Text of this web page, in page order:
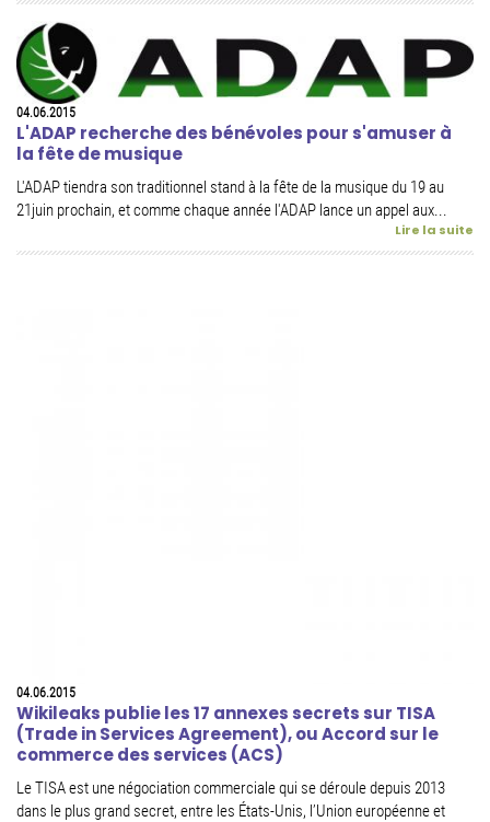
04.06.2015
L'ADAP recherche des bénévoles pour s'amuser à
la fête de musique
L'ADAP tiendra son traditionnel stand à la fête de la musique du 19 au
21juin prochain, et comme chaque année l'ADAP lance un appel aux...
Lire la suite
04.06.2015
Wikileaks publie les 17 annexes secrets sur TISA
(Trade in Services Agreement), ou Accord sur le
commerce des services (ACS)
Le TISA est une négociation commerciale qui se déroule depuis 2013
dans le plus grand secret, entre les États-Unis, l’Union européenne et